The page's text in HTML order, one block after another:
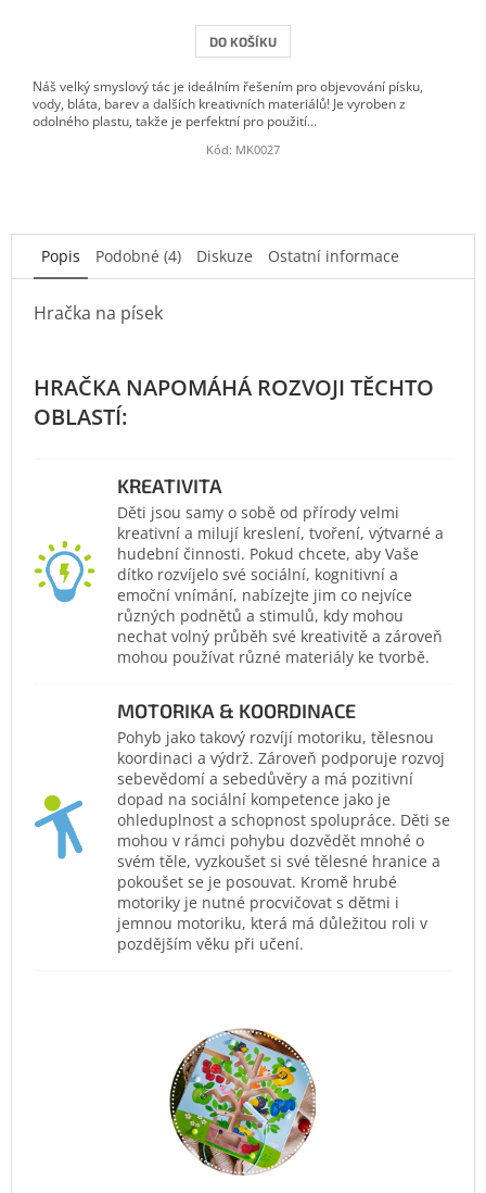
DO KOŠÍKU
Náš velký smyslový tác je ideálním řešením pro objevování písku,
vody, bláta, barev a dalších kreativních materiálů! Je vyroben z
odolného plastu, takže je perfektní pro použití...
Kód: MK0027
Popis Podobné (4) Diskuze Ostatní informace
Hračka na písek
KREATIVITA
Děti jsou samy o sobě od přírody velmi
kreativní a milují kreslení, tvoření, výtvarné a
hudební činnosti. Pokud chcete, aby Vaše
dítko rozvíjelo své sociální, kognitivní a
emoční vnímání, nabízejte jim co nejvíce
různých podnětů a stimulů, kdy mohou
nechat volný průběh své kreativitě a zároveň
mohou používat různé materiály ke tvorbě.
MOTORIKA & KOORDINACE
Pohyb jako takový rozvíjí motoriku, tělesnou
koordinaci a výdrž. Zároveň podporuje rozvoj
sebevědomí a sebedůvěry a má pozitivní
dopad na sociální kompetence jako je
ohleduplnost a schopnost spolupráce. Děti se
mohou v rámci pohybu dozvědět mnohé o
svém těle, vyzkoušet si své tělesné hranice a
pokoušet se je posouvat. Kromě hrubé
motoriky je nutné procvičovat s dětmi i
jemnou motoriku, která má důležitou roli v
pozdějším věku při učení.